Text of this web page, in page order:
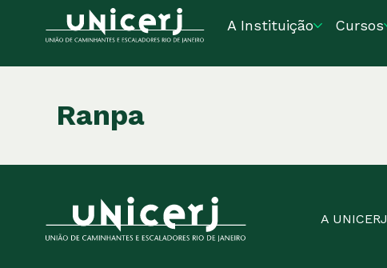
A Instituição Cursos
Ranpa
A UNICERJ